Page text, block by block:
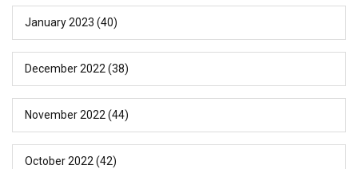
January 2023 (40)
December 2022(38)
November 2022(44)
October 2022(42)